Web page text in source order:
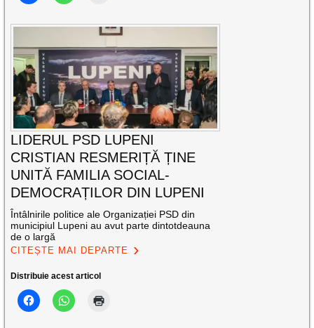
LIDERUL PSD LUPENI
CRISTIAN RESMERIȚĂ ȚINE
UNITĂ FAMILIA SOCIAL-
DEMOCRAȚILOR DIN LUPENI
Întâlnirile politice ale Organizației PSD din
municipiul Lupeni au avut parte dintotdeauna
de o largă
CITEȘTE MAI DEPARTE
Distribuie acest articol